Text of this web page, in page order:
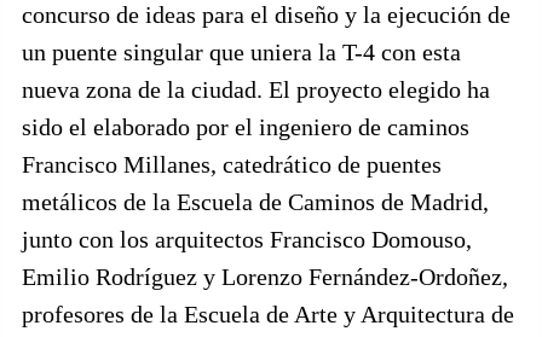
concurso de ideas para el diseño y la ejecución de
un puente singular que uniera la T-4 con esta
nueva zona de la ciudad. El proyecto elegido ha
sido el elaborado por el ingeniero de caminos
Francisco Millanes, catedrático de puentes
metálicos de la Escuela de Caminos de Madrid,
junto con los arquitectos Francisco Domouso,
Emilio Rodríguez y Lorenzo Fernández-Ordoñez,
profesores de la Escuela de Arte y Arquitectura de